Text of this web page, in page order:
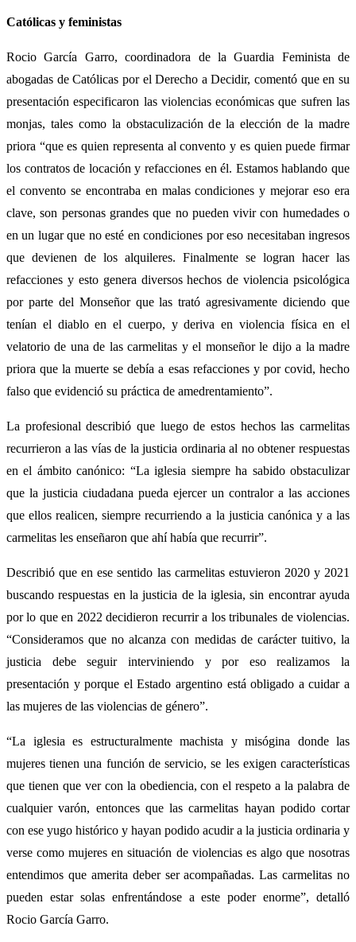
Católicas y feministas
Rocio García Garro, coordinadora de la Guardia Feminista de
abogadas de Católicas por el Derecho a Decidir, comentó que en su
presentación especificaron las violencias económicas que sufren las
monjas, tales como la obstaculización de la elección de la madre
priora “que es quien representa al convento y es quien puede firmar
los contratos de locación y refacciones en él. Estamos hablando que
el convento se encontraba en malas condiciones y mejorar eso era
clave, son personas grandes que no pueden vivir con humedades o
en un lugar que no esté en condiciones por eso necesitaban ingresos
que devienen de los alquileres. Finalmente se logran hacer las
refacciones y esto genera diversos hechos de violencia psicológica
por parte del Monseñor que las trató agresivamente diciendo que
tenían el diablo en el cuerpo, y deriva en violencia física en el
velatorio de una de las carmelitas y el monseñor le dijo a la madre
priora que la muerte se debía a esas refacciones y por covid, hecho
falso que evidenció su práctica de amedrentamiento”.
La profesional describió que luego de estos hechos las carmelitas
recurrieron a las vías de la justicia ordinaria al no obtener respuestas
en el ámbito canónico: “La iglesia siempre ha sabido obstaculizar
que la justicia ciudadana pueda ejercer un contralor a las acciones
que ellos realicen, siempre recurriendo a la justicia canónica y a las
carmelitas les enseñaron que ahí había que recurrir”.
Describió que en ese sentido las carmelitas estuvieron 2020 y 2021
buscando respuestas en la justicia de la iglesia, sin encontrar ayuda
por lo que en 2022 decidieron recurrir a los tribunales de violencias.
“Consideramos que no alcanza con medidas de carácter tuitivo, la
justicia debe seguir interviniendo y por eso realizamos la
presentación y porque el Estado argentino está obligado a cuidar a
las mujeres de las violencias de género”.
“La iglesia es estructuralmente machista y misógina donde las
mujeres tienen una función de servicio, se les exigen características
que tienen que ver con la obediencia, con el respeto a la palabra de
cualquier varón, entonces que las carmelitas hayan podido cortar
con ese yugo histórico y hayan podido acudir a la justicia ordinaria y
verse como mujeres en situación de violencias es algo que nosotras
entendimos que amerita deber ser acompañadas. Las carmelitas no
pueden estar solas enfrentándose a este poder enorme”, detalló
Rocio García Garro.